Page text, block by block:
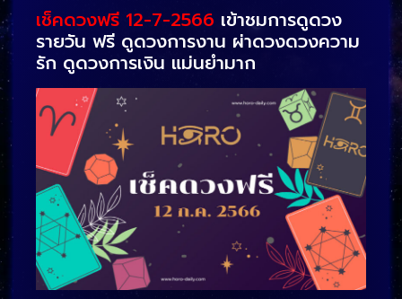
เช็คดวงฟรี 12-7-2566 เข้าชมการดูดวง
รายวัน ฟรี ดูดวงการงาน ผ่าดวงดวงความ
รัก ดูดวงการเงิน แม่นยำมาก